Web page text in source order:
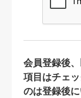
会員登録後
項目はチェ
のは登録後